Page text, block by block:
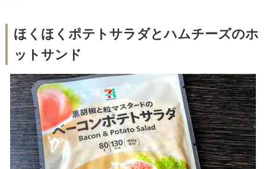
ほくほくポテトサラダとハムチーズのホ
ットサンド